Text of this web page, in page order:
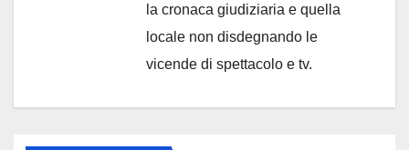
la cronaca giudiziaria e quella
locale non disdegnando le
vicende di spettacolo e tv.